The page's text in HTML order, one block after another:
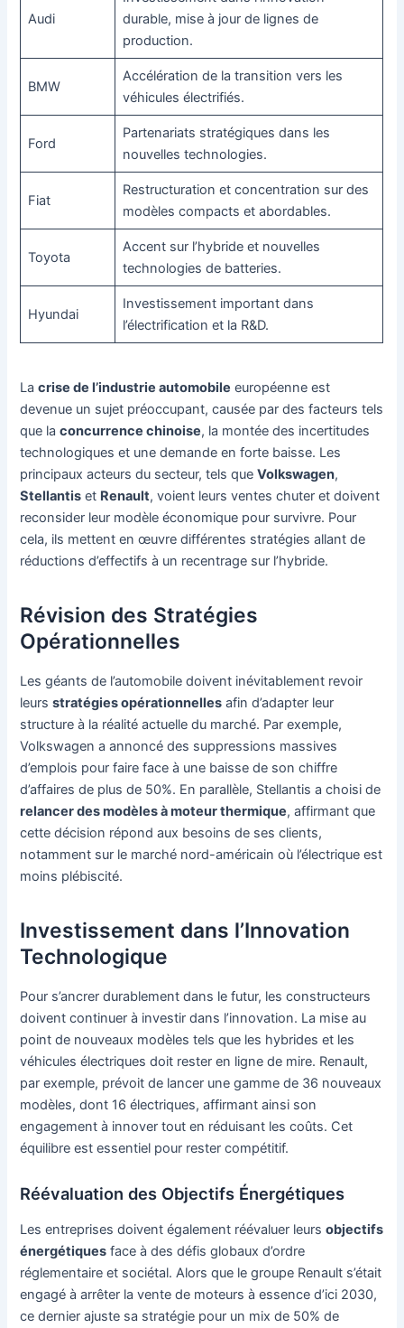
Audi
durable, mise à jour de lignes de
production.
BMW
Accélération de la transition vers les
véhicules électrifiés.
Ford
Partenariats stratégiques dans les
nouvelles technologies.
Fiat
Restructuration et concentration sur des
modèles compacts et abordables.
Toyota
Accent sur l’hybride et nouvelles
technologies de batteries.
Hyundai
Investissement important dans
l’électrification et la R&D.
Lacrise de l’industrie automobile européenne est
devenue un sujet préoccupant, causée par des facteurs tels
que laconcurrence chinoise, la montée des incertitudes
technologiques et une demande en forte baisse. Les
principaux acteurs du secteur, tels queVolkswagen,
Stellantis et Renault, voient leurs ventes chuter et doivent
reconsider leur modèle économique pour survivre. Pour
cela, ils mettent en œuvre différentes stratégies allant de
réductions d’effectifs à un recentrage sur l’hybride.
Révision des Stratégies
Opérationnelles
Les géants de l’automobile doivent inévitablement revoir
leursstratégies opérationnelles afin d’adapter leur
structure à la réalité actuelle du marché. Par exemple,
Volkswagen a annoncé des suppressions massives
d’emplois pour faire face à une baisse de son chiffre
d’affaires de plus de 50%. En parallèle, Stellantis a choisi de
relancer des modèles à moteur thermique, affirmant que
cette décision répond aux besoins de ses clients,
notamment sur le marché nord-américain où l’électrique est
moins plébiscité.
Investissement dans l’Innovation
Technologique
Pour s’ancrer durablement dans le futur, les constructeurs
doivent continuer à investir dans l’innovation. La mise au
point de nouveaux modèles tels que les hybrides et les
véhicules électriques doit rester en ligne de mire. Renault,
par exemple, prévoit de lancer une gamme de 36 nouveaux
modèles, dont 16 électriques, affirmant ainsi son
engagement à innover tout en réduisant les coûts. Cet
équilibre est essentiel pour rester compétitif.
Réévaluation des Objectifs Énergétiques
Les entreprises doivent également réévaluer leursobjectifs
énergétiques face à des défis globaux d’ordre
réglementaire et sociétal. Alors que le groupe Renault s’était
engagé à arrêter la vente de moteurs à essence d’ici 2030,
ce dernier ajuste sa stratégie pour un mix de 50% de